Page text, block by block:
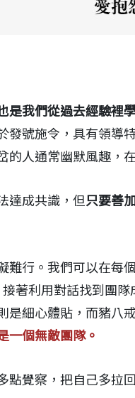
我們從過去經驗裡
發號施令，具有領導
人通常幽默風趣，
達成共識，但只要善
行。我們可以在每
著利用對話找到團
細心體貼，而豬八
一個無敵團隊。
覺察，把自己多拉